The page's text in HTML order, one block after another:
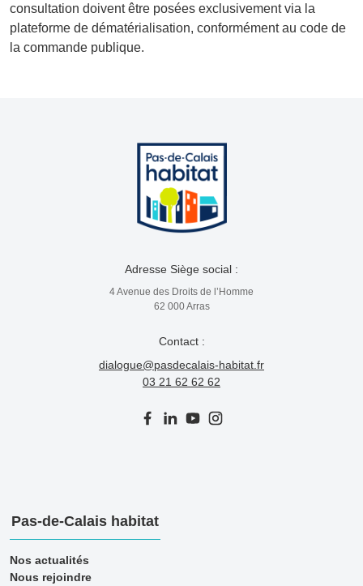
consultation doivent être posées exclusivement via la
plateforme de dématérialisation, conformément au code de
la commande publique.
Adresse Siège social :
4 Avenue des Droits de l’Homme
62 000 Arras
Contact :
dialogue@pasdecalais-habitat.fr
03 21 62 62 62
Pas-de-Calais habitat
Nos actualités
Nous rejoindre